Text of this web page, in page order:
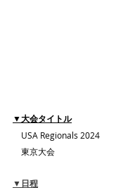
▼大会タイトル
USA Regionals 2024
東京大会
▼日程